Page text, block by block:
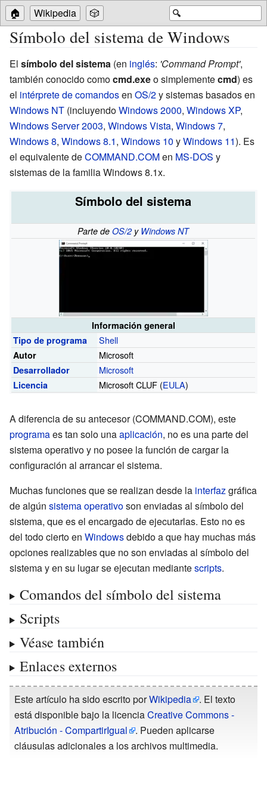
🔍
🏠 Wikipedia 🎲
Símbolo del sistema de Windows
El símbolo del sistema (en inglés: 'Command Prompt',
también conocido comocmd.exeo simplementecmd) es
el intérprete de comandosen OS/2y sistemas basados en
Windows NT (incluyendoWindows 2000, Windows XP,
Windows Server 2003, Windows Vista, Windows 7,
Windows 8, Windows 8.1, Windows 10 yWindows 11). Es
el equivalente deCOMMAND.COMen MS-DOS y
sistemas de la familia Windows 8.1x.
Símbolo del sistema
Parte deOS/2y Windows NT
Información general
Tipo de programa
Shell
Autor Microsoft
Desarrollador Microsoft
Licencia Microsoft CLUF (EULA)
A diferencia de su antecesor (COMMAND.COM), este
programaes tan solo unaaplicación, no es una parte del
sistema operativo y no posee la función de cargar la
configuración al arrancar el sistema.
Muchas funciones que se realizan desde la interfazgráfica
de algún sistema operativoson enviadas al símbolo del
sistema, que es el encargado de ejecutarlas. Esto no es
del todo cierto en Windowsdebido a que hay muchas más
opciones realizables que no son enviadas al símbolo del
sistema y en su lugar se ejecutan mediantescripts.
Comandos del símbolo del sistema
Scripts
Véase también
Enlaces externos
Este artículo ha sido escrito porWikipedia
. El texto
está disponible bajo la licenciaCreative Commons -
Atribución - CompartirIgual
. Pueden aplicarse
cláusulas adicionales a los archivos multimedia.